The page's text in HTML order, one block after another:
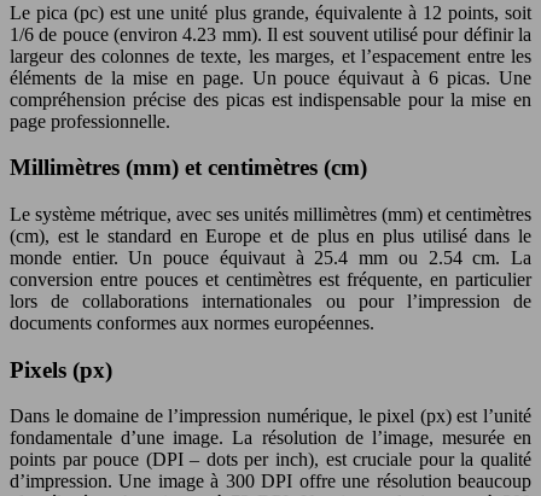
Le pica (pc) est une unité plus grande, équivalente à 12 points, soit
1/6 de pouce (environ 4.23 mm). Il est souvent utilisé pour définir la
largeur des colonnes de texte, les marges, et l’espacement entre les
éléments de la mise en page. Un pouce équivaut à 6 picas. Une
compréhension précise des picas est indispensable pour la mise en
page professionnelle.
Millimètres (mm) et centimètres (cm)
Le système métrique, avec ses unités millimètres (mm) et centimètres
(cm), est le standard en Europe et de plus en plus utilisé dans le
monde entier. Un pouce équivaut à 25.4 mm ou 2.54 cm. La
conversion entre pouces et centimètres est fréquente, en particulier
lors de collaborations internationales ou pour l’impression de
documents conformes aux normes européennes.
Pixels (px)
Dans le domaine de l’impression numérique, le pixel (px) est l’unité
fondamentale d’une image. La résolution de l’image, mesurée en
points par pouce (DPI – dots per inch), est cruciale pour la qualité
d’impression. Une image à 300 DPI offre une résolution beaucoup